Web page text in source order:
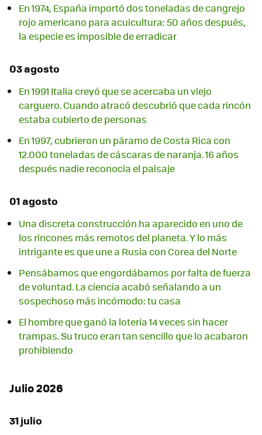
En 1974, España importó dos toneladas de cangrejo
rojo americano para acuicultura: 50 años después,
la especie es imposible de erradicar
03 agosto
En 1991 Italia creyó que se acercaba un viejo
carguero. Cuando atracó descubrió que cada rincón
estaba cubierto de personas
En 1997, cubrieron un páramo de Costa Rica con
12.000 toneladas de cáscaras de naranja. 16 años
después nadie reconocía el paisaje
01 agosto
Una discreta construcción ha aparecido en uno de
los rincones más remotos del planeta. Y lo más
intrigante es que une a Rusia con Corea del Norte
Pensábamos que engordábamos por falta de fuerza
de voluntad. La ciencia acabó señalando a un
sospechoso más incómodo: tu casa
El hombre que ganó la lotería 14 veces sin hacer
trampas. Su truco eran tan sencillo que lo acabaron
prohibiendo
Julio 2026
31 julio